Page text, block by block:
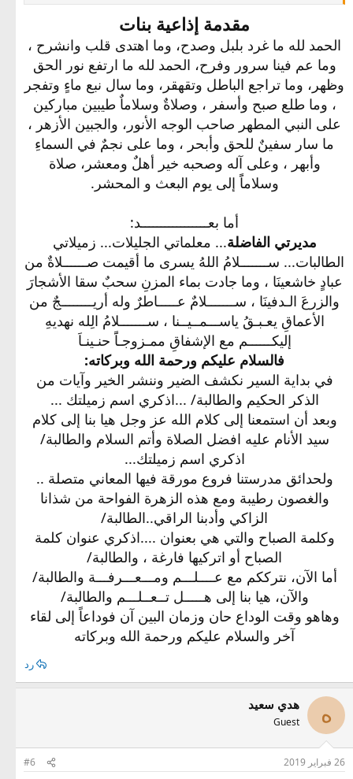
مقدمة إذاعية بنات
الحمد لله ما غرد بلبل وصدح، وما اهتدى قلب وانشرح ،
وما عم فينا سرور وفرح، الحمد لله ما ارتفع نور الحق
وظهر، وما تراجع الباطل وتقهقر، وما سال نبع ماءٍ وتفجر
، وما طلع صبح وأسفر ، وصلاةٌ وسلاماٌ طيبين مباركين
على النبي المطهر صاحب الوجه الأنور، والجبين الأزهر ،
ما سار سفينٌ للحق وأبحر ، وما على نجمٌ في السماءِ
وأبهر ، وعلى آله وصحبه خير أهلٌ ومعشر، صلاة
وسلاماًَ إلى يوم البعث و المحشر.
أما بعـــــــــــــــــد:
مديرتي الفاضلة... معلماتي الجليلات... زميلاتي
الطالبات... ســـــــلامُ اللهُ يسرى ما أقيمت صــــــلاةٌ من
عبادٍ خاشعينَا ، وما جادت بماء المزنِ سحبٌ سقا الأشجارَ
والزرعَ الـدفينَا ، ســـــــلامٌ عـــــاطرٌ وله أريــــــــجٌ من
الأعماقِ يعـبـقُ ياســـمــيــنا ، ســـــــلامُ الِله نهديهِ
إليكــــــم مع الإشفاقِ ممـزوجـاًَ حنـينـاَ
فالسلام عليكم ورحمة الله وبركاته:
في بداية السير نكشف الضير وننشر الخير وآيات من
الذكر الحكيم والطالبة/ ...اذكري اسم زميلتك ...
وبعد أن استمعنا إلى كلام الله عز وجل هيا بنا إلى كلام
سيد الأنام عليه افضل الصلاة وأتم السلام والطالبة/
اذكري اسم زميلتك...
ولحدائق مدرستنا فروع مورقة فيها المعاني متصلة ..
والغصون رطيبة ومع هذه الزهرة الفواحة من شذانا
الزاكي وأدبنا الراقي..الطالبة/
وكلمة الصباح والتي هي بعنوان ....اذكري عنوان كلمة
الصباح أو اتركيها فارغة ، والطالبة/
أما الآن، نترككم مع عــــلـــم ومـــعـــرفـــة والطالبة/
والآن، هيا بنا إلى هـــــل تــعــلـــم والطالبة/
وهاهو وقت الوداع حان وزمان البين آن فوداعاً إلى لقاء
آخر والسلام عليكم ورحمة الله وبركاته
رد
ه هدي سعيد
Guest
26 فبراير 2019 #6